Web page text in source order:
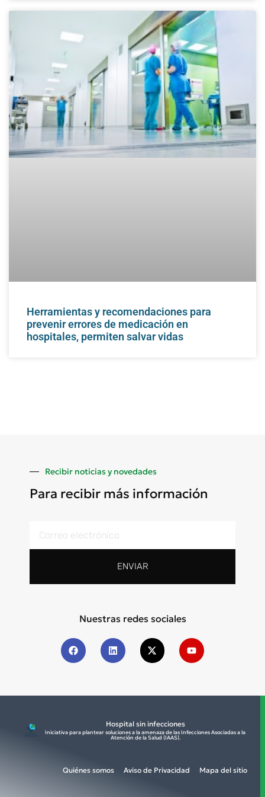
Herramientas y recomendaciones para
prevenir errores de medicación en
hospitales, permiten salvar vidas
Recibir noticias y novedades
Para recibir más información
ENVIAR
Nuestras redes sociales
Hospital sin infecciones
Iniciativa para plantear soluciones a la amenaza de las Infecciones Asociadas a la
Atención de la Salud (IAAS).​
Quiénes somos Aviso de Privacidad Mapa del sitio